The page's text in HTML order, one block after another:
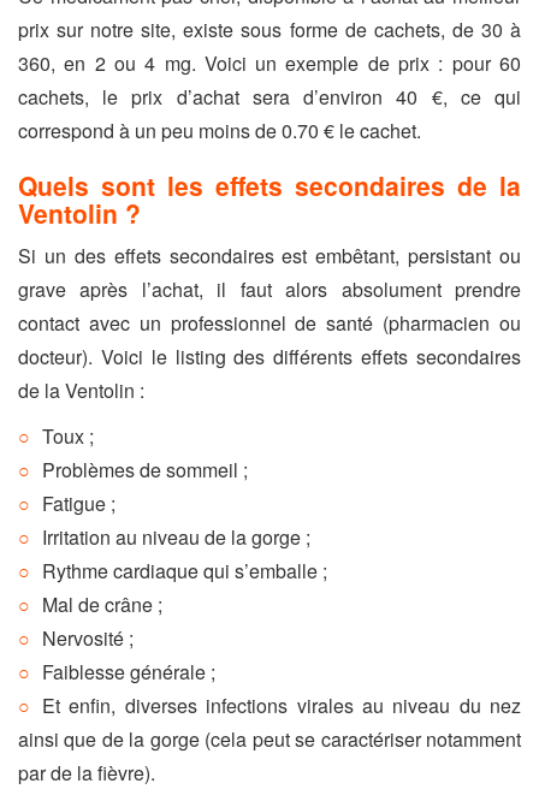
prix sur notre site, existe sous forme de cachets, de 30 à
360, en 2 ou 4 mg. Voici un exemple de prix : pour 60
cachets, le prix d’achat sera d’environ 40 €, ce qui
correspond à un peu moins de 0.70 € le cachet.
Quels sont les effets secondaires de la
Ventolin ?
Si un des effets secondaires est embêtant, persistant ou
grave après l’achat, il faut alors absolument prendre
contact avec un professionnel de santé (pharmacien ou
docteur). Voici le listing des différents effets secondaires
de la Ventolin :
Toux ;
Problèmes de sommeil ;
Fatigue ;
Irritation au niveau de la gorge ;
Rythme cardiaque qui s’emballe ;
Mal de crâne ;
Nervosité ;
Faiblesse générale ;
Et enfin, diverses infections virales au niveau du nez
ainsi que de la gorge (cela peut se caractériser notamment
par de la fièvre).